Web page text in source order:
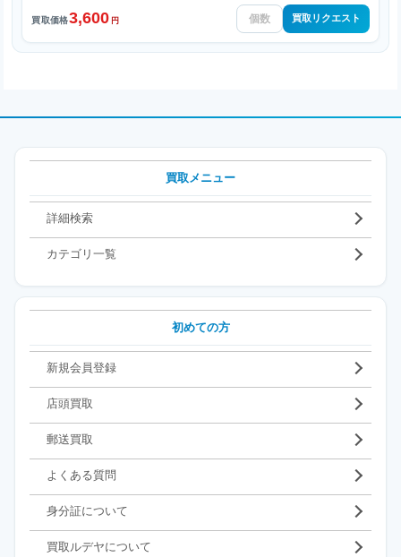
買取価格3,600 円 買取リクエスト
買取メニュー
詳細検索
カテゴリ一覧
初めての方
新規会員登録
店頭買取
郵送買取
よくある質問
身分証について
買取ルデヤについて